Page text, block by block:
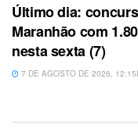
Último dia:
Maranhão com
nesta sexta (7)
7 DE AGOSTO DE 2026,